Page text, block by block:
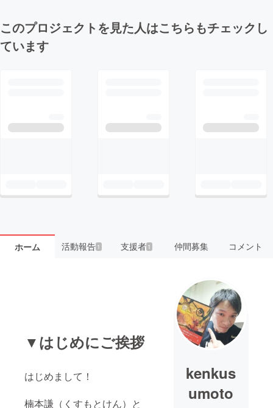
このプロジェクトを見た人はこちらもチェックし
ています
ホーム 活動報告1 支援者 1 仲間募集 コメント
▼はじめにご挨拶
はじめまして！
楠本謙（くすもとけん）と
kenkus
umoto